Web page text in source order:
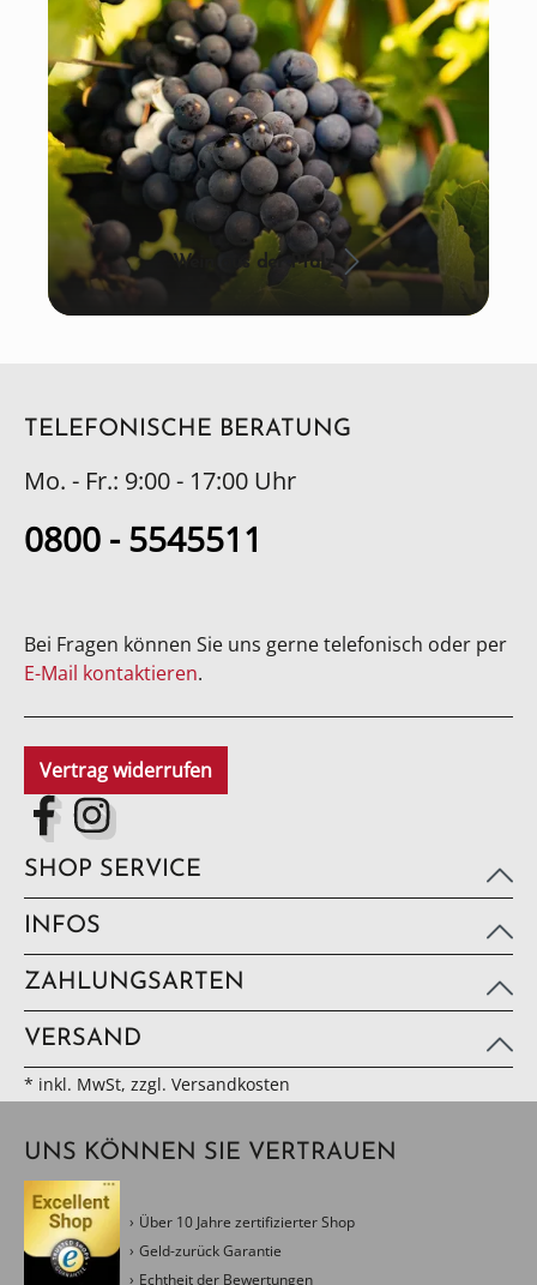
Wein aus der Pfalz
TELEFONISCHE BERATUNG
Mo. - Fr.: 9:00 - 17:00 Uhr
0800 - 5545511
Bei Fragen können Sie uns gerne telefonisch oder per
E-Mail kontaktieren.
Vertrag widerrufen
SHOP SERVICE
INFOS
ZAHLUNGSARTEN
VERSAND
* inkl. MwSt, zzgl. Versandkosten
UNS KÖNNEN SIE VERTRAUEN
Über 10 Jahre zertifizierter Shop
Geld-zurück Garantie
Echtheit der Bewertungen